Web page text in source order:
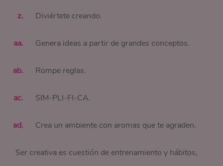
Diviértete creando.
Genera ideas a partir de grandes conceptos.
Rompe reglas.
SIM-PLI-FI-CA.
Crea un ambiente con aromas que te agraden.
Ser creativa es cuestión de entrenamiento y hábitos,